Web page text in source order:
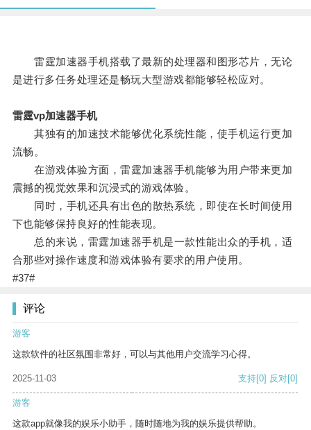
雷霆加速器手机搭载了最新的处理器和图形芯片，无论
是进行多任务处理还是畅玩大型游戏都能够轻松应对。
雷霆vp加速器手机
其独有的加速技术能够优化系统性能，使手机运行更加
流畅。
在游戏体验方面，雷霆加速器手机能够为用户带来更加
震撼的视觉效果和沉浸式的游戏体验。
同时，手机还具有出色的散热系统，即使在长时间使用
下也能够保持良好的性能表现。
总的来说，雷霆加速器手机是一款性能出众的手机，适
合那些对操作速度和游戏体验有要求的用户使用。
#37#
评论
游客
这款软件的社区氛围非常好，可以与其他用户交流学习心得。
2025-11-03 支持[0] 反对[0]
游客
这款app就像我的娱乐小助手，随时随地为我的娱乐提供帮助。